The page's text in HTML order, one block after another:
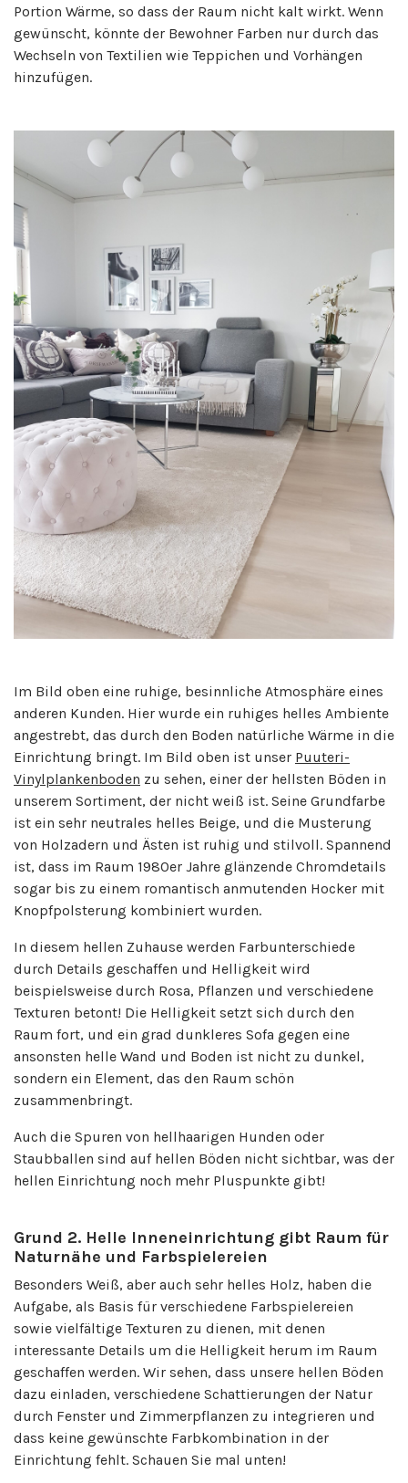
Portion Wärme, so dass der Raum nicht kalt wirkt. Wenn
gewünscht, könnte der Bewohner Farben nur durch das
Wechseln von Textilien wie Teppichen und Vorhängen
hinzufügen.
Im Bild oben eine ruhige, besinnliche Atmosphäre eines
anderen Kunden. Hier wurde ein ruhiges helles Ambiente
angestrebt, das durch den Boden natürliche Wärme in die
Einrichtung bringt. Im Bild oben ist unser Puuteri-
Vinylplankenboden zu sehen, einer der hellsten Böden in
unserem Sortiment, der nicht weiß ist. Seine Grundfarbe
ist ein sehr neutrales helles Beige, und die Musterung
von Holzadern und Ästen ist ruhig und stilvoll. Spannend
ist, dass im Raum 1980er Jahre glänzende Chromdetails
sogar bis zu einem romantisch anmutenden Hocker mit
Knopfpolsterung kombiniert wurden.
In diesem hellen Zuhause werden Farbunterschiede
durch Details geschaffen und Helligkeit wird
beispielsweise durch Rosa, Pflanzen und verschiedene
Texturen betont! Die Helligkeit setzt sich durch den
Raum fort, und ein grad dunkleres Sofa gegen eine
ansonsten helle Wand und Boden ist nicht zu dunkel,
sondern ein Element, das den Raum schön
zusammenbringt.
Auch die Spuren von hellhaarigen Hunden oder
Staubballen sind auf hellen Böden nicht sichtbar, was der
hellen Einrichtung noch mehr Pluspunkte gibt!
Grund 2. Helle Inneneinrichtung gibt Raum für
Naturnähe und Farbspielereien
Besonders Weiß, aber auch sehr helles Holz, haben die
Aufgabe, als Basis für verschiedene Farbspielereien
sowie vielfältige Texturen zu dienen, mit denen
interessante Details um die Helligkeit herum im Raum
geschaffen werden. Wir sehen, dass unsere hellen Böden
dazu einladen, verschiedene Schattierungen der Natur
durch Fenster und Zimmerpflanzen zu integrieren und
dass keine gewünschte Farbkombination in der
Einrichtung fehlt. Schauen Sie mal unten!